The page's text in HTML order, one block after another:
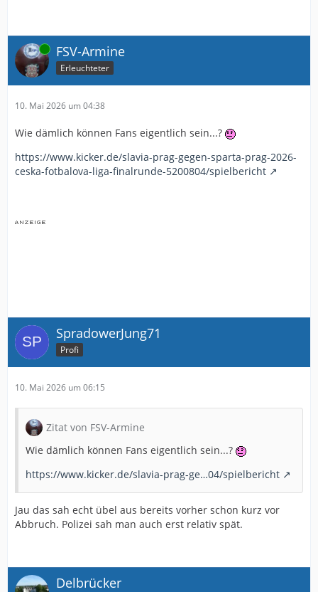
Online FSV-Armine
Erleuchteter
10. Mai 2026 um 04:38
Wie dämlich können Fans eigentlich sein...?
https://www.kicker.de/slavia-prag-gegen-sparta-prag-2026-
ceska-fotbalova-liga-finalrunde-5200804/spielbericht
SpradowerJung71
Profi
10. Mai 2026 um 06:15
Zitat von FSV-Armine
Wie dämlich können Fans eigentlich sein...?
https://www.kicker.de/slavia-prag-ge…04/spielbericht
Jau das sah echt übel aus bereits vorher schon kurz vor
Abbruch. Polizei sah man auch erst relativ spät.
Delbrücker